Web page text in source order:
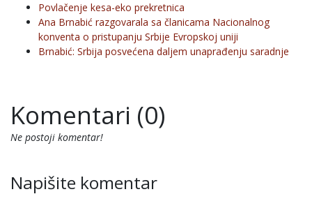
Povlačenje kesa-eko prekretnica
Ana Brnabić razgovarala sa članicama Nacionalnog
konventa o pristupanju Srbije Evropskoj uniji
Brnabić: Srbija posvećena daljem unaprađenju saradnje
Komentari (0)
Ne postoji komentar!
Napišite komentar